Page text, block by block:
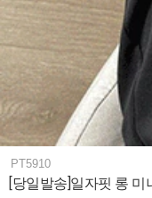
PT5910
[당일발송]일자핏 롱 미